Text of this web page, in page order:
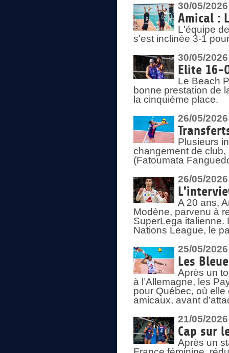
30/05/2026
Amical :
L'équipe
s'est inclinée 3-1
30/05/2026
Elite 16-
Le Beach
bonne prestation de
la cinquième place.
26/05/2026
Plusieurs
changement de
(Fatoumata
26/05/2026
A 20 ans,
Modène, parvenu à
SuperLega italienne.
Nations League, le
25/05/2026
Les
Après un
à l’Allemagne, les
pour Québec, où
amicaux, avant
21/05/2026
Cap sur
Après un